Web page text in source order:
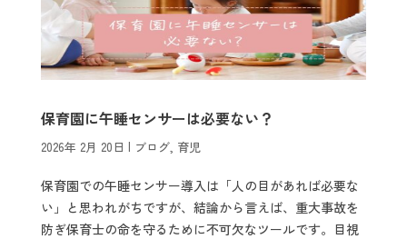
保育園に午睡センサーは必要ない？
2026年 2月 20日 | ブログ, 育児
保育園での午睡センサー導入は「人の目があれば必要な
い」と思われがちですが、結論から言えば、重大事故を
防ぎ保育士の命を守るために不可欠なツールです。目視